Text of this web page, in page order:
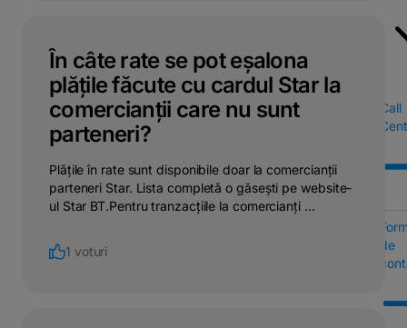
Call
de
În câte rate se pot eșalona
plățile făcute cu cardul Star la
comercianții care nu sunt
parteneri?
Plățile în rate sunt disponibile doar la comercianții
parteneri Star. Lista completă o găsești pe website-
ul Star BT.Pentru tranzacțiile la comercianți ...
1 voturi